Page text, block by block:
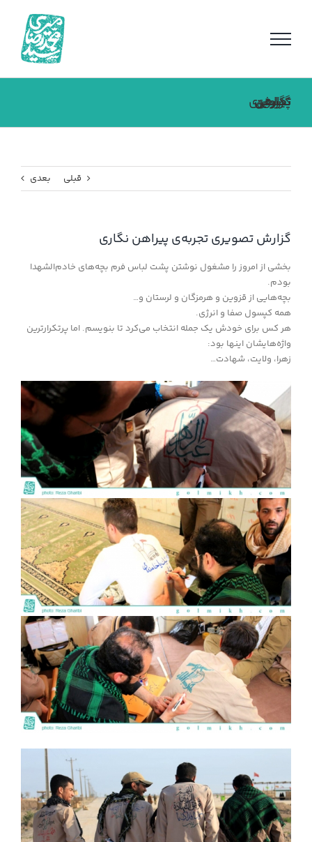
گزارش تصویری تجربه‌ی پیراهن نگاری
قبلی بعدی
گزارش تصویری تجربه‌ی پیراهن نگاری
بخشی از امروز را مشغول نوشتن پشت لباس فرم بچه‌های خادم‌الشهدا
بودم.
بچه‌هایی از قزوین و هرمزگان و‌ لرستان و…
همه کپسول صفا و انرژی.
هر کس برای خودش یک جمله انتخاب می‌کرد تا بنویسم. اما پرتکرارترین
واژه‌هایشان اینها بود:
زهرا، ولایت، شهادت…